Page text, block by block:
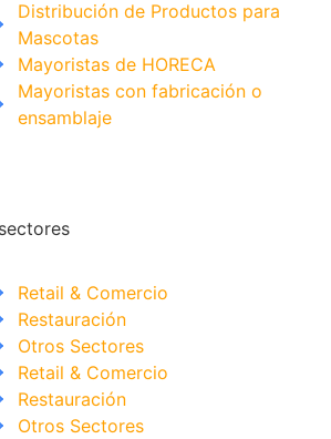
Distribución de Productos para
Mascotas
Mayoristas de HORECA
Mayoristas con fabricación o
ensamblaje
Retail & Comercio
Restauración
Otros Sectores
Retail & Comercio
Restauración
Otros Sectores